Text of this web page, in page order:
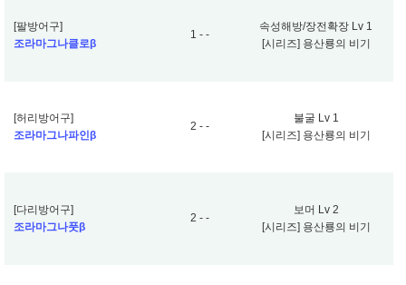
[팔방어구]
조라마그나클로β
1 - -
속성해방/장전확장 Lv 1
[시리즈] 용산룡의 비기
[허리방어구]
조라마그나파인β
2 - -
불굴 Lv 1
[시리즈] 용산룡의 비기
[다리방어구]
조라마그나풋β
2 - -
보머 Lv 2
[시리즈] 용산룡의 비기